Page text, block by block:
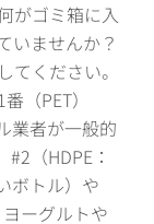
がゴミ箱に入
いませんか？
ください。
（PET）
業者が一般的
（HDPE：
ボトル）や
ーグルトや